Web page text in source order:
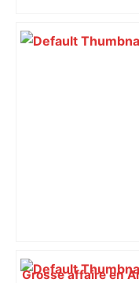
Grosse affaire en